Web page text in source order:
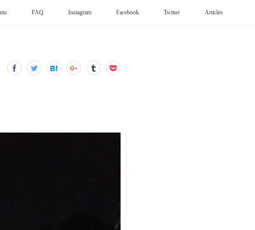
FAQ Instagram Facebook Twitter Articles